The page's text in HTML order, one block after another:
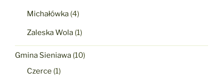
Michałówka (4)
Zaleska Wola (1)
Gmina Sieniawa (10)
Czerce (1)